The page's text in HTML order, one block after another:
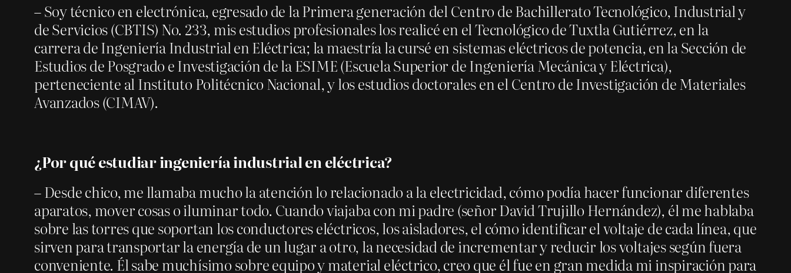
– Soy técnico en electrónica, egresado de la Primera generación del Centro de Bachillerato Tecnológico, Industrial y
de Servicios (CBTIS) No. 233, mis estudios profesionales los realicé en el Tecnológico de Tuxtla Gutiérrez, en la
carrera de Ingeniería Industrial en Eléctrica; la maestría la cursé en sistemas eléctricos de potencia, en la Sección de
Estudios de Posgrado e Investigación de la ESIME (Escuela Superior de Ingeniería Mecánica y Eléctrica),
perteneciente al Instituto Politécnico Nacional, y los estudios doctorales en el Centro de Investigación de Materiales
Avanzados (CIMAV).
¿Por qué estudiar ingeniería industrial en eléctrica?
– Desde chico, me llamaba mucho la atención lo relacionado a la electricidad, cómo podía hacer funcionar diferentes
aparatos, mover cosas o iluminar todo. Cuando viajaba con mi padre (señor David Trujillo Hernández), él me hablaba
sobre las torres que soportan los conductores eléctricos, los aisladores, el cómo identificar el voltaje de cada línea, que
sirven para transportar la energía de un lugar a otro, la necesidad de incrementar y reducir los voltajes según fuera
conveniente. Él sabe muchísimo sobre equipo y material eléctrico, creo que él fue en gran medida mi inspiración para